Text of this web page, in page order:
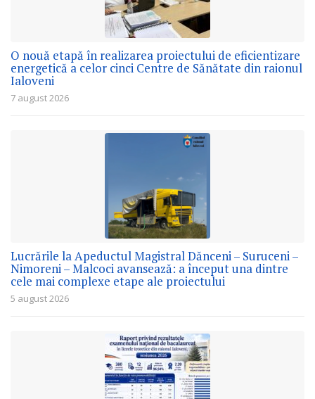
O nouă etapă în realizarea proiectului de eficientizare
energetică a celor cinci Centre de Sănătate din raionul
Ialoveni
7 august 2026
Lucrările la Apeductul Magistral Dănceni – Suruceni –
Nimoreni – Malcoci avansează: a început una dintre
cele mai complexe etape ale proiectului
5 august 2026